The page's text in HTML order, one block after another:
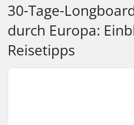
30-Tage-
durch Europa:
Reisetipps